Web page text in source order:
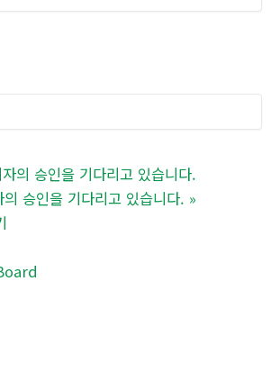
의 승인을 기다리고 있습니다.
승인을 기다리고 있습니다. »